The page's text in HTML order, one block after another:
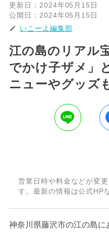
更新日： 2024年05月15日
公開日： 2024年05月15日
いこーよ編集部
江の島のリアル
でかけ子ザメ」
ニューやグッズ
営業日時や料金などが変
す。最新の情報は公式HP
神奈川県藤沢市の江の島に